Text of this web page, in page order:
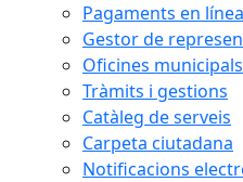
Pagaments en línea
Gestor de
Oficines municipals
Tràmits i gestions
Catàleg de serveis
Carpeta ciutadana
Notificacions